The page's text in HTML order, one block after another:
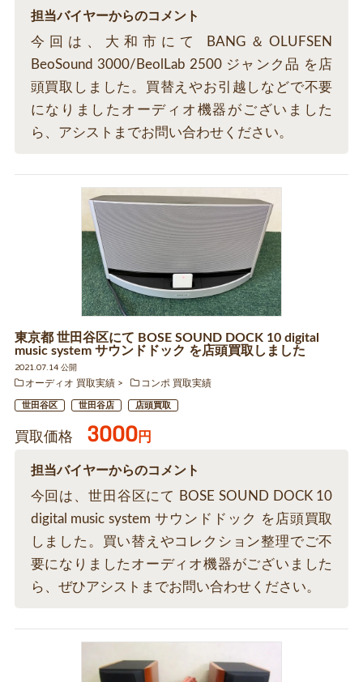
担当バイヤーからのコメント
今回は、大和市にて BANG＆OLUFSEN
BeoSound 3000/BeolLab 2500 ジャンク品 を店
頭買取しました。買替えやお引越しなどで不要
になりましたオーディオ機器がございました
ら、アシストまでお問い合わせください。
東京都 世田谷区にて BOSE SOUND DOCK 10 digital
music system サウンドドック を店頭買取しました
2021.07.14 公開
オーディオ 買取実績
コンポ 買取実績
世田谷区 世田谷店 店頭買取
買取価格 3000円
担当バイヤーからのコメント
今回は、世田谷区にて BOSE SOUND DOCK 10
digital music system サウンドドック を店頭買取
しました。買い替えやコレクション整理でご不
要になりましたオーディオ機器がございました
ら、ぜひアシストまでお問い合わせください。